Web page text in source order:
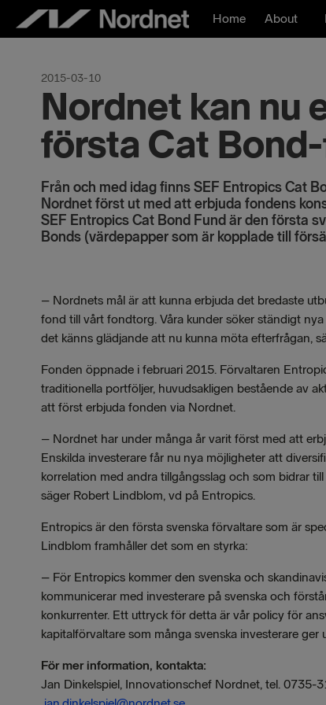
Home About
2015-03-10
Nordnet kan nu
första Cat
Från och med idag finns SEF Entropics Cat
Nordnet först ut med att erbjuda fondens
SEF Entropics Cat Bond Fund är den första
Bonds (värdepapper som är kopplade till
– Nordnets mål är att kunna erbjuda det bredaste
fond till vårt fondtorg. Våra kunder söker ständigt
det känns glädjande att nu kunna möta efterfrågan,
Fonden öppnade i februari 2015. Förvaltaren
traditionella portföljer, huvudsakligen bestående av
att först erbjuda fonden via Nordnet.
– Nordnet har under många år varit först med att
Enskilda investerare får nu nya möjligheter att
korrelation med andra tillgångsslag och som bidrar
säger Robert Lindblom, vd på Entropics.
Entropics är den första svenska förvaltare som är
Lindblom framhåller det som en styrka:
– För Entropics kommer den svenska och
kommunicerar med investerare på svenska och
konkurrenter. Ett uttryck för detta är vår policy för
kapitalförvaltare som många svenska investerare ger
För mer information, kontakta:
Jan Dinkelspiel, Innovationschef Nordnet, tel. 0735-